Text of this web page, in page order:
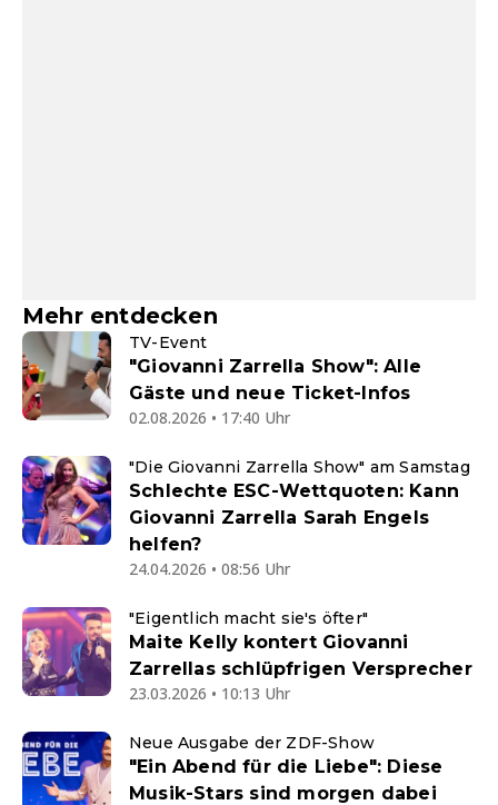
Mehr entdecken
TV-Event
"Giovanni Zarrella Show": Alle
Gäste und neue Ticket-Infos
02.08.2026 • 17:40 Uhr
"Die Giovanni Zarrella Show" am Samstag
Schlechte ESC-Wettquoten: Kann
Giovanni Zarrella Sarah Engels
helfen?
24.04.2026 • 08:56 Uhr
"Eigentlich macht sie's öfter"
Maite Kelly kontert Giovanni
Zarrellas schlüpfrigen Versprecher
23.03.2026 • 10:13 Uhr
Neue Ausgabe der ZDF-Show
"Ein Abend für die Liebe": Diese
Musik-Stars sind morgen dabei